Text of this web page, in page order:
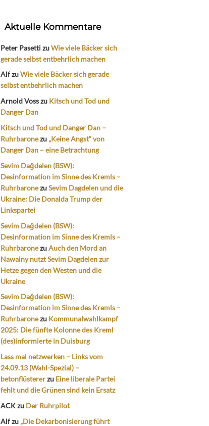
Aktuelle Kommentare
Peter PasettizuWie viele Bäcker sich
gerade selbst entbehrlich machen
AlfzuWie viele Bäcker sich gerade
selbst entbehrlich machen
Arnold Vosszu Kitsch und Tod und
Danger Dan
Kitsch und Tod und Danger Dan –
Ruhrbaronezu „Keine Angst“ von
Danger Dan – eine Betrachtung
Sevim Dağdelen (BSW):
Desinformation im Sinne des Kremls –
RuhrbaronezuSevim Dagdelen und die
Ukraine: Die Donalda Trump der
Linkspartei
Sevim Dağdelen (BSW):
Desinformation im Sinne des Kremls –
RuhrbaronezuAuch den Mord an
Nawalny nutzt Sevim Dagdelen zur
Hetze gegen den Westen und die
Ukraine
Sevim Dağdelen (BSW):
Desinformation im Sinne des Kremls –
Ruhrbaronezu Kommunalwahlkampf
2025: Die fünfte Kolonne des Kreml
(des)informierte in Duisburg
Lass mal netzwerken – Links vom
24.09.13 (Wahl-Spezial) –
betonflüstererzu Eine liberale Partei
fehlt und die Grünen sind kein Ersatz
ACKzu Der Ruhrpilot
Alfzu „Die Dekarbonisierung führt